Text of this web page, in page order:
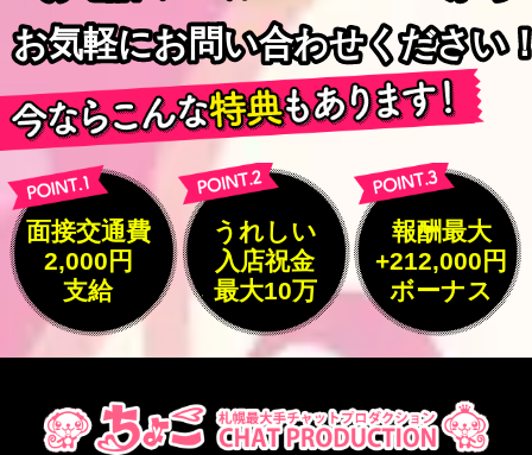
お気軽にお問い合わせください
お気軽にお問い合わせください
面接交通費
2,000円
支給
うれしい
入店祝金
最大10万
報酬最大
+212,000円
ボーナス